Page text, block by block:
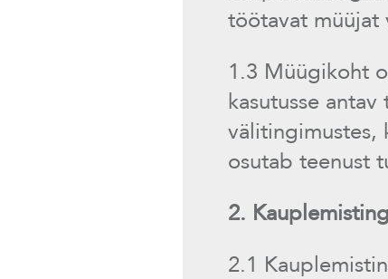
töötavat müüjat
1.3 Müügikoht
kasutusse
välitingimustes,
osutab teenust
2.
2.1